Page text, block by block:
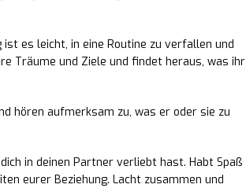
ist es leicht, in eine Routine zu verfallen und
Träume und Ziele und findet heraus, was ihr
hören aufmerksam zu, was er oder sie zu
in deinen Partner verliebt hast. Habt Spaß
eurer Beziehung. Lacht zusammen und